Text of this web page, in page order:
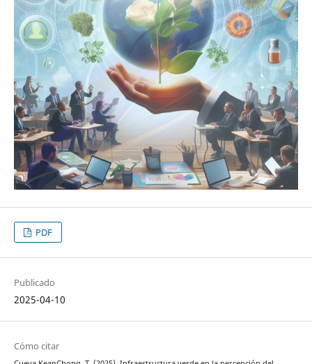
PDF
Publicado
2025-04-10
Cómo citar